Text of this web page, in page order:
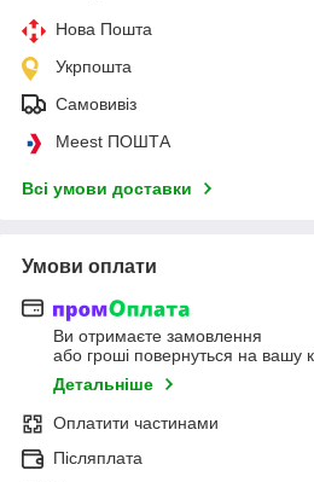
Нова Пошта
Укрпошта
Самовивіз
Meest ПОШТА
Всі умови доставки
Умови оплати
Ви отримаєте замовлення
або гроші повернуться на вашу
Детальніше
Оплатити частинами
Післяплата